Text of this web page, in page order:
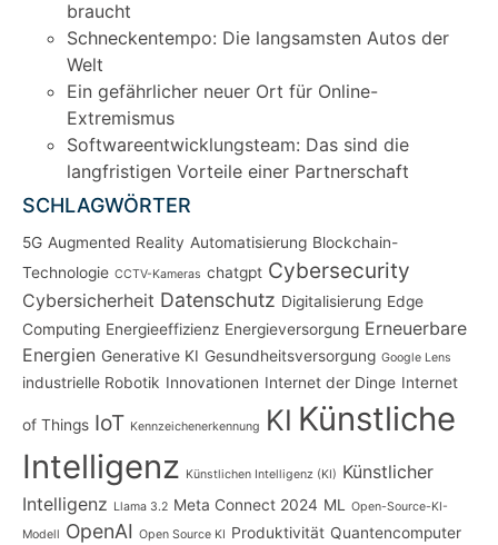
braucht
Schneckentempo: Die langsamsten Autos der
Welt
Ein gefährlicher neuer Ort für Online-
Extremismus
Softwareentwicklungsteam: Das sind die
langfristigen Vorteile einer Partnerschaft
SCHLAGWÖRTER
5G Augmented Reality Automatisierung Blockchain-
Technologie CCTV-Kameras chatgpt Cybersecurity
Cybersicherheit Datenschutz Digitalisierung Edge
Computing Energieeffizienz Energieversorgung Erneuerbare
Energien Generative KI Gesundheitsversorgung Google Lens
industrielle Robotik Innovationen Internet der Dinge Internet
of Things IoT Kennzeichenerkennung KI Künstliche
Intelligenz Künstlichen Intelligenz (KI) Künstlicher
Intelligenz Llama 3.2 Meta Connect 2024 ML
Open-Source-KI-
Modell OpenAI Open Source KI Produktivität Quantencomputer